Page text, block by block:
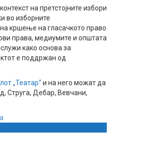
на претстојните избори
во изборните
кршење на гласачкото право
права, медиумите и општата
како основа за
е поддржан од
„Театар“и на него можат да
Струга, Дебар, Вевчани,